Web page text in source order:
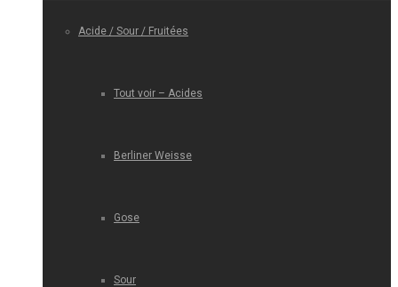
Acide / Sour / Fruitées
Tout voir – Acides
Berliner Weisse
Gose
Sour